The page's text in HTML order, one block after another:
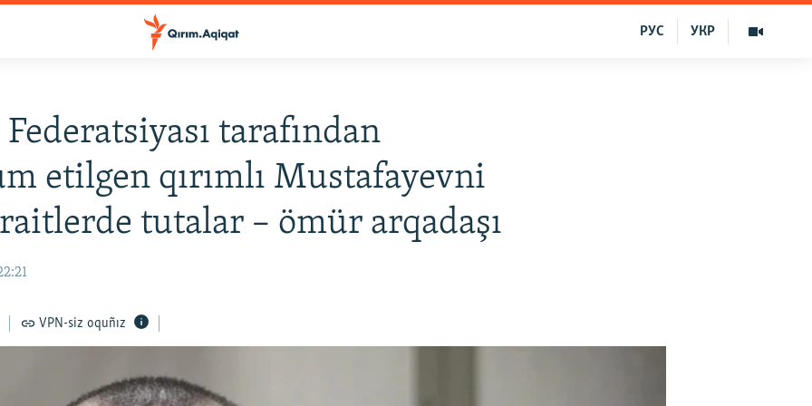
УКР
РУС
tarafından
etilgen qırımlı Mustafayevni
tutalar – ömür arqadaşı
VPN-siz oquñız